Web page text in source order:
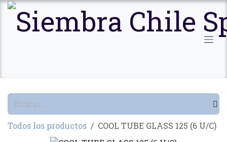
Ir al contenido
Todos los productos COOL TUBE GLASS 125 (6 U/C)